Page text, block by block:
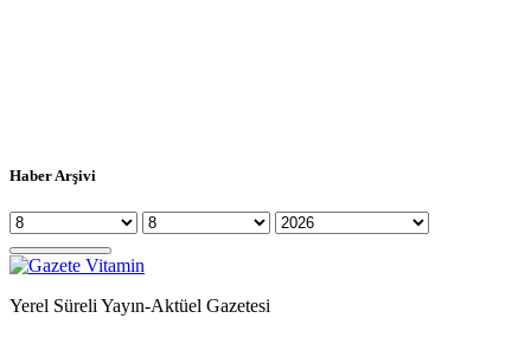
Haber Arşivi
Yerel Süreli Yayın-Aktüel Gazetesi